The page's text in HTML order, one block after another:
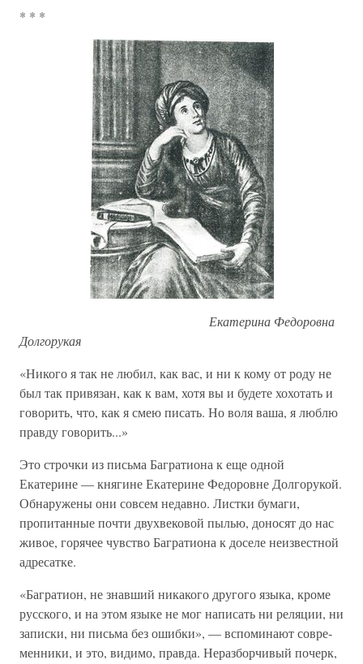
* * *
Екатерина Федоровна
Долгорукая
«Никого я так не любил, как вас, и ни к кому от роду не
был так привязан, как к вам, хотя вы и будете хохотать и
говорить, что, как я смею писать. Но воля ваша, я люблю
правду говорить...»
Это строчки из письма Багратиона к еще одной
Екатерине — княгине Екатерине Федоровне Долгорукой.
Обнаружены они совсем недавно. Листки бумаги,
пропитанные почти двухвековой пылью, доносят до нас
живое, го­рячее чувство Багратиона к доселе неизвестной
адресатке.
«Багратион, не знавший никакого другого языка, кроме
русского, и на этом языке не мог написать ни реляции, ни
записки, ни письма без ошибки», — вспоминают совре­
менники, и это, видимо, правда. Неразборчивый почерк,